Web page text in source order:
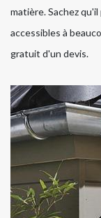
matière. Sachez
accessibles à
gratuit d'un devis.